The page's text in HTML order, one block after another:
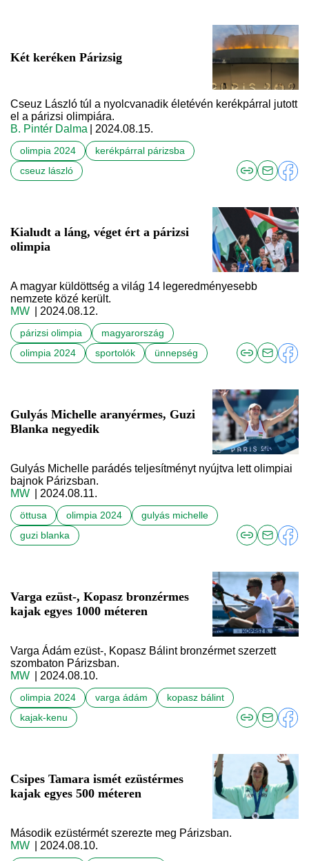
Két keréken Párizsig
Cseuz László túl a nyolcvanadik életévén kerékpárral jutott
el a párizsi olimpiára.
B. Pintér Dalma
| 2024.08.15.
olimpia 2024
kerékpárral párizsba
cseuz lászló
Kialudt a láng, véget ért a párizsi
olimpia
A magyar küldöttség a világ 14 legeredményesebb
nemzete közé került.
MW
| 2024.08.12.
párizsi olimpia
magyarország
olimpia 2024
sportolók ünnepség
Gulyás Michelle aranyérmes, Guzi
Blanka negyedik
Gulyás Michelle parádés teljesítményt nyújtva lett olimpiai
bajnok Párizsban.
MW
| 2024.08.11.
öttusa olimpia 2024
gulyás michelle
guzi blanka
Varga ezüst-, Kopasz bronzérmes
kajak egyes 1000 méteren
Varga Ádám ezüst-, Kopasz Bálint bronzérmet szerzett
szombaton Párizsban.
MW
| 2024.08.10.
olimpia 2024 varga ádám
kopasz bálint
kajak-kenu
Csipes Tamara ismét ezüstérmes
kajak egyes 500 méteren
Második ezüstérmét szerezte meg Párizsban.
MW
| 2024.08.10.